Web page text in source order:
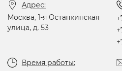
Адрес:
Москва, 1-я Останкинская
улица, д. 53
Время работы: